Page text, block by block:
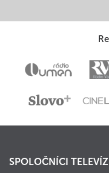
SPOLOČNÍCI